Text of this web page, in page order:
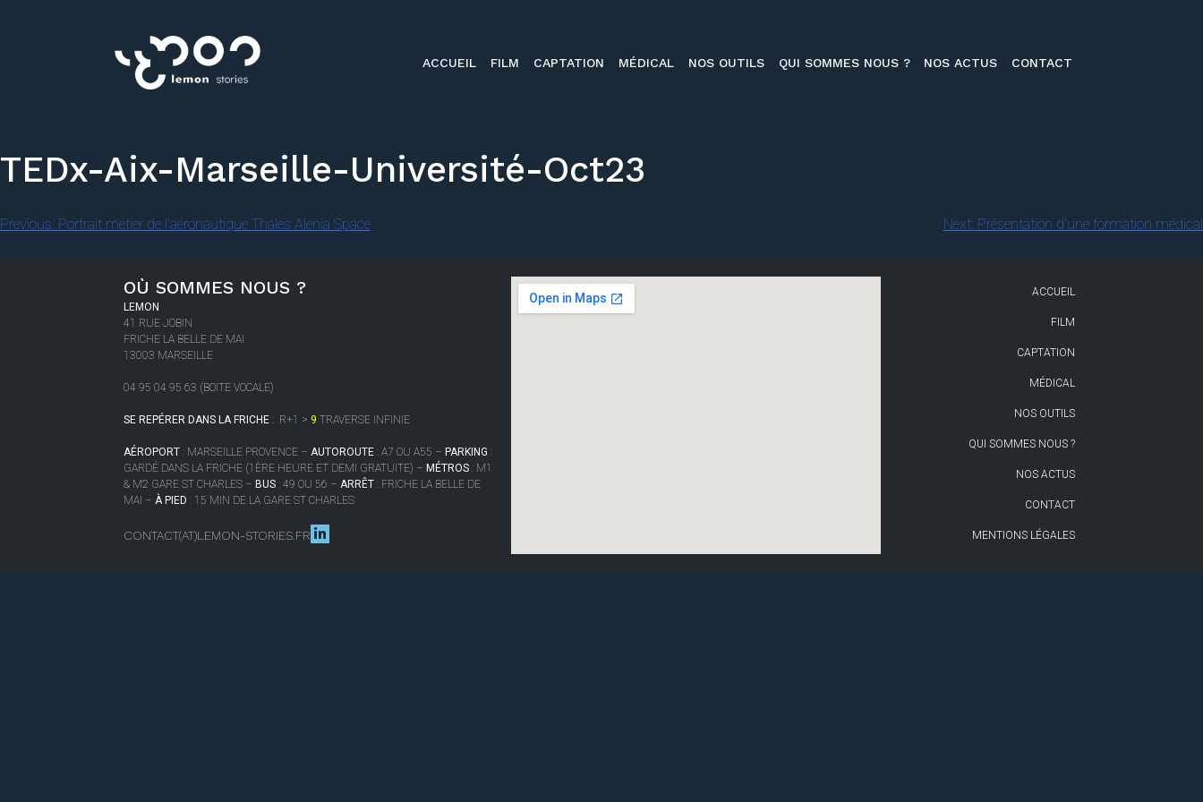
ACCUEIL FILM CAPTATION MÉDICAL NOS OUTILS QUI SOMMES NOUS ? NOS ACTUS CONTACT
TEDx-Aix-Marseille-Université-Oct23
Previous: Portrait métier de l’aéronautique Thales Alenia Space Next: Présentation d’une formation médical
OÙ SOMMES NOUS ?
LEMON
41 RUE JOBIN
FRICHE LA BELLE DE MAI
13003 MARSEILLE
04 95 04 95 63 (BOITE VOCALE)
SE REPÉRER DANS LA FRICHE: R+1 > 9 TRAVERSE INFINIE
AÉROPORT: MARSEILLE PROVENCE – AUTOROUTE: A7 OU A55 – PARKING :
GARDÉ DANS LA FRICHE (1ÈRE HEURE ET DEMI GRATUITE) – MÉTROS: M1
& M2 GARE ST CHARLES – BUS: 49 OU 56 – ARRÊT: FRICHE LA BELLE DE
MAI – À PIED : 15 MIN DE LA GARE ST CHARLES
CONTACT(AT)LEMON-STORIES.FR
ACCUEIL
FILM
CAPTATION
MÉDICAL
NOS OUTILS
QUI SOMMES NOUS ?
NOS ACTUS
CONTACT
MENTIONS LÉGALES